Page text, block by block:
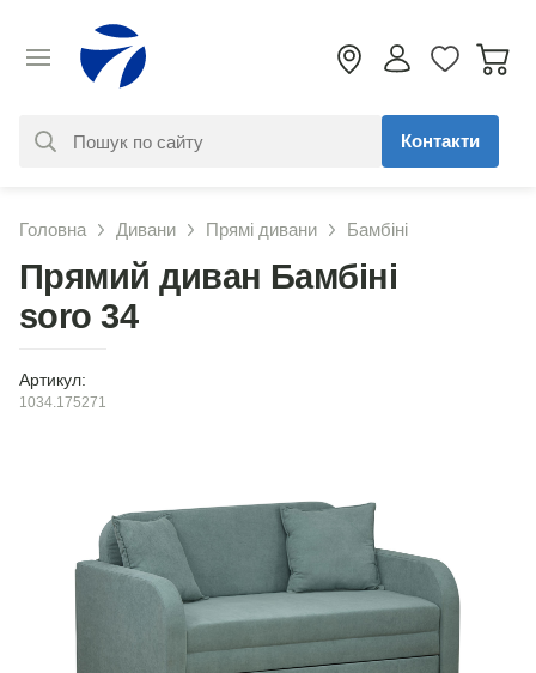
знайдено. Уточніть свій запит
Контакти
Головна Дивани Прямі дивани Бамбіні
Прямий диван Бамбіні
soro 34
Артикул:
1034.175271